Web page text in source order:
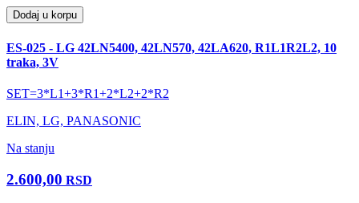
Dodaj u korpu
ES-025 - LG 42LN5400, 42LN570, 42LA620, R1L1R2L2, 10
traka, 3V
SET=3*L1+3*R1+2*L2+2*R2
ELIN, LG, PANASONIC
Na stanju
2.600,00 RSD